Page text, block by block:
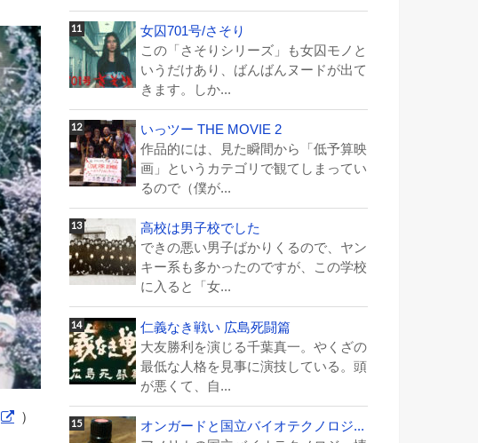
）
女囚701号/さそり
この「さそりシリーズ」も女囚モノと
いうだけあり、ばんばんヌードが出て
きます。しか...
いっツー THE MOVIE 2
作品的には、見た瞬間から「低予算映
画」というカテゴリで観てしまってい
るので（僕が...
高校は男子校でした
できの悪い男子ばかりくるので、ヤン
キー系も多かったのですが、この学校
に入ると「女...
仁義なき戦い 広島死闘篇
大友勝利を演じる千葉真一。やくざの
最低な人格を見事に演技している。頭
が悪くて、自...
オンガードと国立バイオテクノロジ...